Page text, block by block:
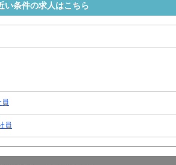
い条件の求人はこちら
員